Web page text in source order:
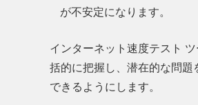
が不安定になります。
インターネット速度テスト
括的に把握し、潜在的な問題
できるようにします。